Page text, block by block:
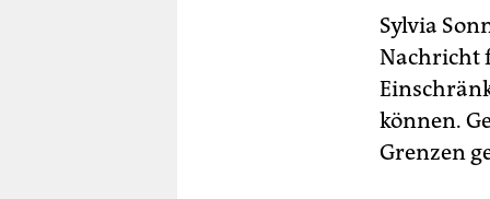
Sylvia
Nachricht
können.
Grenzen